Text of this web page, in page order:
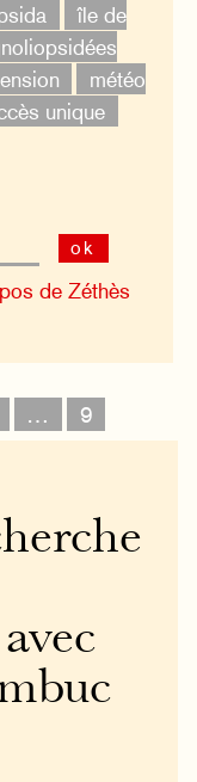
île de
météo
unique
ok
de Zéthès
… 9